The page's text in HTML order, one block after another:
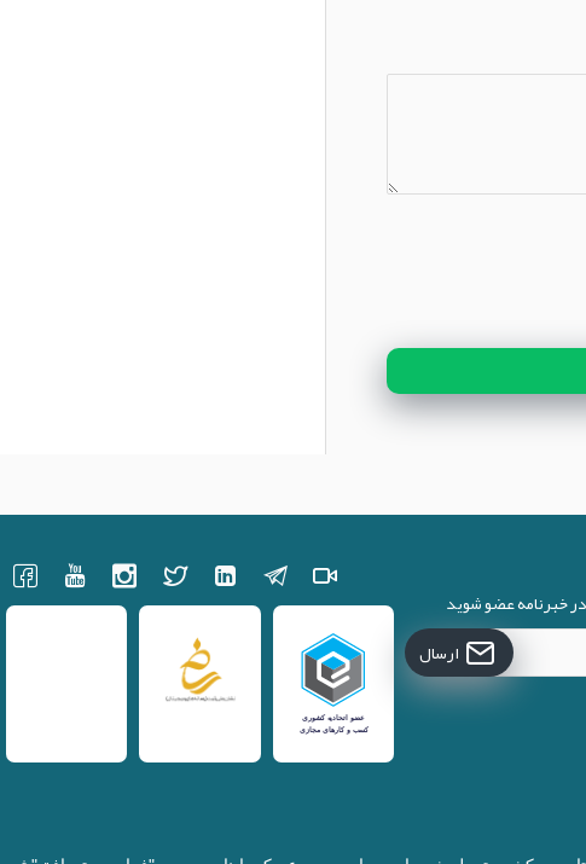
خبرنامه عضو شوید
ارسال